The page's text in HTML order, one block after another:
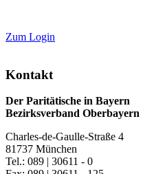
Zum Login
Kontakt
Der Paritätische in Bayern
Bezirksverband Oberbayern
Charles-de-Gaulle-Straße 4
81737 München
Tel.: 089 | 30611 - 0